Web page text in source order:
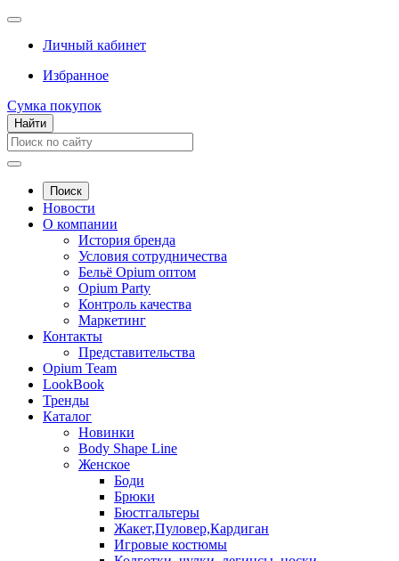
Личный кабинет
Избранное
Сумка покупок
Найти
Поиск
Новости
О компании
История бренда
Условия сотрудничества
Бельё Opium оптом
Opium Party
Контроль качества
Маркетинг
Контакты
Представительства
Opium Team
LookBook
Тренды
Каталог
Новинки
Body Shape Line
Женское
Боди
Брюки
Бюстгальтеры
Жакет,Пуловер,Кардиган
Игровые костюмы